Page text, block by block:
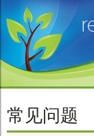
常见问题